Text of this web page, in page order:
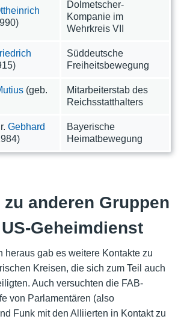
Dolmetscher-
Kompanie im
Wehrkreis VII
Süddeutsche
Freiheitsbewegung
(geb.
Mitarbeiterstab des
Reichsstatthalters
Gebhard
Bayerische
Heimatbewegung
anderen Gruppen
Geheimdienst
heraus gab es weitere Kontakte zu
Kreisen, die sich zum Teil auch
Auch versuchten die FAB-
von Parlamentären (also
Funk mit den Alliierten in Kontakt zu